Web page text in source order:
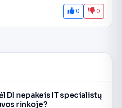
0 0
DI nepakeis IT specialistų
rinkoje?